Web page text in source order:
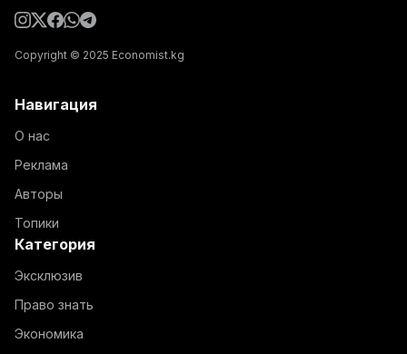
Copyright © 2025 Economist.kg
Навигация
О нас
Реклама
Авторы
Топики
Категория
Эксклюзив
Право знать
Экономика